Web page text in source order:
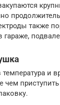
также
гараже,
и
чем